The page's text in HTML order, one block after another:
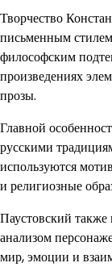
Творчество
письменным
философским
произведениях
прозы.
Главной
русскими
используются
и религиозные
Паустовский
анализом
мир, эмоции и